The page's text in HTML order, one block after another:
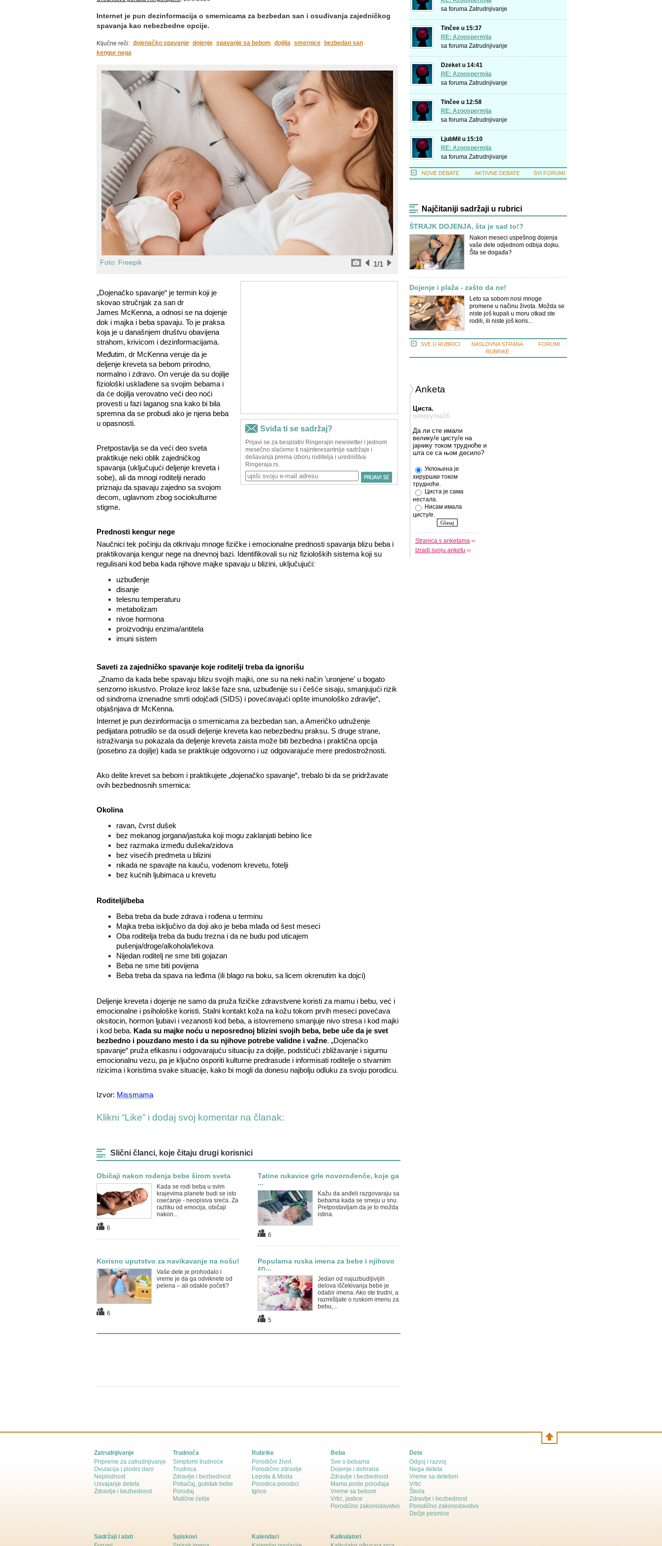
Internet je pun dezinformacija o smernicama za bezbedan san i osuđivanja zajedničkog
spavanja kao nebezbedne opcije.
Ključne reči: dojenačko spavanje dojenje spavanje sa bebom dojilja smernice
bezbedan san
kengur nega
Foto: Freepik /1
1
„Dojenačko spavanje“ je termin koji je
skovao stručnjak za san dr
James McKenna, a odnosi se na dojenje
dok i majka i beba spavaju. To je praksa
koja je u današnjem društvu obavijena
strahom, krivicom i dezinformacijama.
Međutim, dr McKenna veruje da je
deljenje kreveta sa bebom prirodno,
normalno i zdravo. On veruje da su dojilje
fiziološki usklađene sa svojim bebama i
da će dojilja verovatno veći deo noći
provesti u fazi laganog sna kako bi bila
spremna da se probudi ako je njena beba
u opasnosti.
Pretpostavlja se da veći deo sveta
praktikuje neki oblik zajedničkog
spavanja (uključujući deljenje kreveta i
sobe), ali da mnogi roditelji nerado
priznaju da spavaju zajedno sa svojom
decom, uglavnom zbog sociokulturne
stigme.
Prednosti kengur nege
Naučnici tek počinju da otkrivaju mnoge fizičke i emocionalne prednosti spavanja blizu beba i
praktikovanja kengur nege na dnevnoj bazi. Identifikovali su niz fizioloških sistema koji su
regulisani kod beba kada njihove majke spavaju u blizini, uključujući:
uzbuđenje
disanje
telesnu temperaturu
metabolizam
nivoe hormona
proizvodnju enzima/antitela
imuni sistem
Saveti za zajedničko spavanje koje roditelji treba da ignorišu
„Znamo da kada bebe spavaju blizu svojih majki, one su na neki način 'uronjene' u bogato
senzorno iskustvo. Prolaze kroz lakše faze sna, uzbuđenije su i češće sisaju, smanjujući rizik
od sindroma iznenadne smrti odojčadi (SIDS) i povećavajući opšte imunološko zdravlje“,
objašnjava dr McKenna.
Internet je pun dezinformacija o smernicama za bezbedan san, a Američko udruženje
pedijatara potrudilo se da osudi deljenje kreveta kao nebezbednu praksu. S druge strane,
istraživanja su pokazala da deljenje kreveta zaista može biti bezbedna i praktična opcija
(posebno za dojilje) kada se praktikuje odgovorno i uz odgovarajuće mere predostrožnosti.
Ako delite krevet sa bebom i praktikujete „dojenačko spavanje“, trebalo bi da se pridržavate
ovih bezbednosnih smernica:
Okolina
ravan, čvrst dušek
bez mekanog jorgana/jastuka koji mogu zaklanjati bebino lice
bez razmaka između dušeka/zidova
bez visećih predmeta u blizini
nikada ne spavajte na kauču, vodenom krevetu, fotelji
bez kućnih ljubimaca u krevetu
Roditelji/beba
Beba treba da bude zdrava i rođena u terminu
Majka treba isključivo da doji ako je beba mlađa od šest meseci
Oba roditelja treba da budu trezna i da ne budu pod uticajem
pušenja/droge/alkohola/lekova
Nijedan roditelj ne sme biti gojazan
Beba ne sme biti povijena
Beba treba da spava na leđima (ili blago na boku, sa licem okrenutim ka dojci)
Deljenje kreveta i dojenje ne samo da pruža fizičke zdravstvene koristi za mamu i bebu, već i
emocionalne i psihološke koristi. Stalni kontakt koža na kožu tokom prvih meseci povećava
oksitocin, hormon ljubavi i vezanosti kod beba, a istovremeno smanjuje nivo stresa i kod majki
i kod beba. Kada su majke noću u neposrednoj blizini svojih beba, bebe uče da je svet
bezbedno i pouzdano mesto i da su njihove potrebe validne i važne. „Dojenačko
spavanje“ pruža efikasnu i odgovarajuću situaciju za dojilje, podstičući zbližavanje i sigurnu
emocionalnu vezu, pa je ključno osporiti kulturne predrasude i informisati roditelje o stvarnim
rizicima i koristima svake situacije, kako bi mogli da donesu najbolju odluku za svoju porodicu.
Izvor: Missmama
Klikni “Like” i dodaj svoj komentar na članak:
Slični članci, koje čitaju drugi korisnici
Običaji nakon rođenja bebe širom sveta
Kada se rodi beba u svim
krajevima planete budi se isto
osećanje - neopisiva sreća. Za
razliku od emocija, običaji
nakon...
6
Tatine rukavice grle novorođenče, koje ga
...
Kažu da anđeli razgovaraju sa
bebama kada se smeju u snu.
Pretpostavljam da je to možda
istina.
6
Korisno uputstvo za navikavanje na nošu!
Vaše dete je prohodalo i
vreme je da ga odviknete od
pelena – ali odakle početi?
6
Popularna ruska imena za bebe i njihovo
zn...
Jedan od najuzbudljivijih
delova iščekivanja bebe je
odabir imena. Ako ste trudni, a
razmišljate o ruskom imenu za
bebu,...
5
sa foruma Zatrudnjivanje
Tinčee u 15:37
RE: Azoospermija
sa foruma Zatrudnjivanje
Dzeket u 14:41
RE: Azoospermija
sa foruma Zatrudnjivanje
Tinčee u 12:58
RE: Azoospermija
sa foruma Zatrudnjivanje
LjubMil u 15:10
RE: Azoospermija
sa foruma Zatrudnjivanje
NOVE DEBATE AKTIVNE DEBATE SVI FORUMI
Najčitaniji sadržaji u rubrici
ŠTRAJK DOJENJA, šta je sad to!?
Nakon meseci uspešnog dojenja
vaše dete odjednom odbija dojku.
Šta se događa?
Dojenje i plaža - zašto da ne!
Leto sa sobom nosi mnoge
promene u načinu života. Možda se
niste još kupali u moru otkad ste
rodili, ili niste još koris...
SVE U RUBRICI
NASLOVNA STRANA
RUBRIKE
FORUMI
Anketa
Циста.
пеперутка16
Да ли сте имали
велику/е цисту/е на
јајнику током трудноће и
шта се са њом десило?
Уклоњена је
хируршки током
трудноће.
Циста је сама
нестала.
Нисам имала
цисту/е.
Stranica s anketama
Izradi svoju anketu
Zatrudnjivanje
Pripreme za zatrudnjivanje
Ovulacija i plodni dani
Neplodnost
Usvajanje deteta
Zdravlje i bezbednost
Trudnoća
Simptomi trudnoće
Trudnica
Zdravlje i bezbednost
Pobačaj, gubitak bebe
Porođaj
Matične ćelije
Rubrike
Porodični život
Porodično zdravlje
Lepota & Moda
Porodica porodici
Igrice
Beba
Sve o bebama
Dojenje i dohrana
Zdravlje i bezbednost
Mama posle porođaja
Vreme sa bebom
Vrtić, jaslice
Porodično zakonodavstvo
Dete
Odgoj i razvoj
Nega deteta
Vreme sa detetom
Vrtić
Škola
Zdravlje i bezbednost
Porodično zakonodavstvo
Dečje pesmice
Sadržaji i alati
Spiskovi
Kalendari
Kalkulatori